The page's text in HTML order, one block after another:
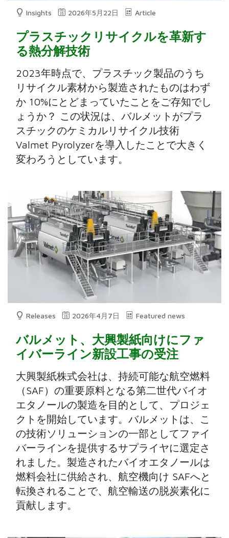
Insights 2026年5月22日 Article
プラスチックリサイクルを革新す
る熱分解技術
2023年時点で、プラスチック製品のうち
リサイクル素材から製造されたものはわず
か 10%にとどまっていたことをご存知でし
ょうか？ この状況は、バルメットがプラ
スチックのケミカルリサイクル技術
Valmet Pyrolyzerを導入したことで大きく
変わろうとしています。
Releases 2026年4月7日 Featured news
バルメット、大興製紙向けにファ
イバーライン新設工事の受注
大興製紙株式会社は、持続可能な航空燃料
（SAF）の重要原料となる第二世代バイオ
エタノールの製造を目的として、プロジェ
クトを開始しています。バルメットは、こ
の技術ソリューションの一部としてファイ
バーラインを提供するサプライヤに選定さ
れました。製造されたバイオエタノールは
燃料会社に供給され、航空機向け SAFへと
転換されることで、航空輸送の脱炭素化に
貢献します。